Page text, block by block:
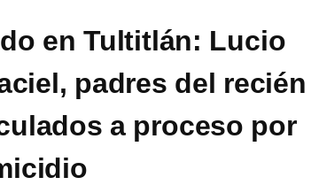
en Tultitlán: Lucio
padres del recién
a proceso por